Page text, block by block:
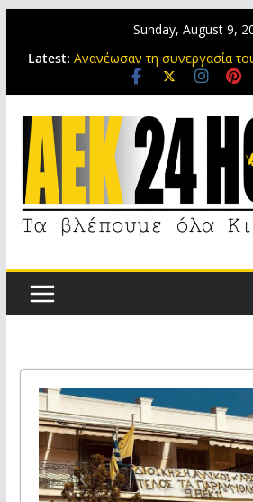
Sunday, August 9,
Latest:
Ηλιόπουλος σε Πήλιο:
ΑΕΚ και με σκληρή δουλειά
Ανανέωσαν τη συνεργασία
Ο παλιός είναι αλλιώς, αλλά
ωραίος!
Αλεξίου και Καλοσκάμης
Η τεσσάρα της ΑΕΚ μπροστά
σόου Γκατσίνοβιτς (video)